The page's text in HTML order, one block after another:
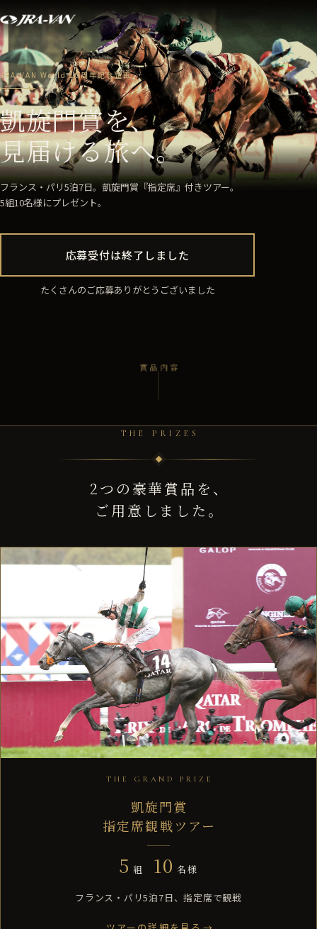
JRA-VAN World 10周年記念企画
凱旋門賞を、
見届ける旅へ。
フランス・パリ5泊7日。凱旋門賞『指定席』付きツアー。
5組10名様にプレゼント。
応募受付は終了しました
たくさんのご応募ありがとうございました
賞品内容
THE PRIZES
2つの豪華賞品を、
ご用意しました。
THE GRAND PRIZE
凱旋門賞
指定席観戦ツアー
5 組 10 名様
フランス・パリ5泊7日、指定席で観戦